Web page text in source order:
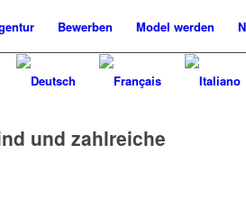
Bewerben Model werden
und zahlreiche